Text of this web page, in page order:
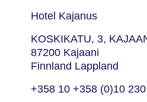
Hotel Kajanus
KOSKIKATU, 3,
87200 Kajaani
Finnland Lappland
+358 10 +358 (0)10